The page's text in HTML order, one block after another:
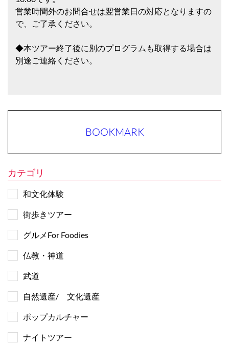
営業時間外のお問合せは翌営業日の対応となりますの
で、ご了承ください。
◆本ツアー終了後に別のプログラムも取得する場合は
別途ご連絡ください。
BOOKMARK
カテゴリ
和文化体験
街歩きツアー
グルメFor Foodies
仏教・神道
武道
自然遺産/ 文化遺産
ポップカルチャー
ナイトツアー